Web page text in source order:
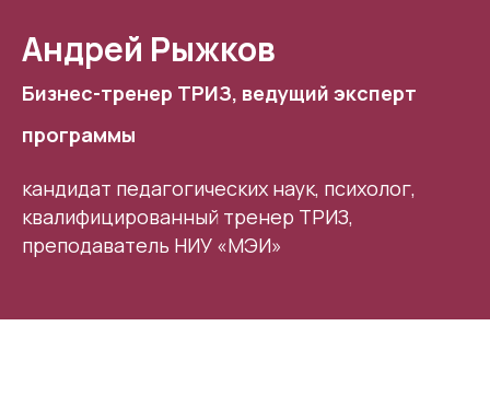
Андрей Рыжков
Бизнес-тренер ТРИЗ, ведущий эксперт
программы
кандидат педагогических наук, психолог,
квалифицированный тренер ТРИЗ,
преподаватель НИУ «МЭИ»